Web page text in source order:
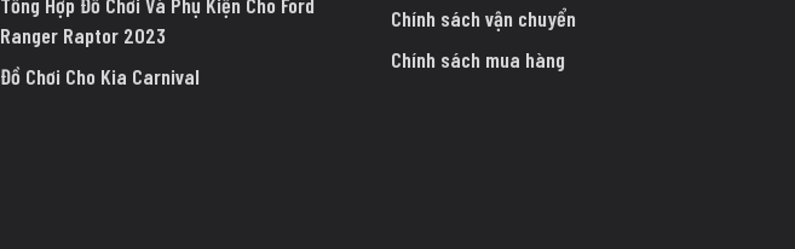
Tổng Hợp Đồ Chơi Và Phụ Kiện Cho Ford
Ranger Raptor 2023
Đồ Chơi Cho Kia Carnival
Chính sách vận chuyển
Chính sách mua hàng